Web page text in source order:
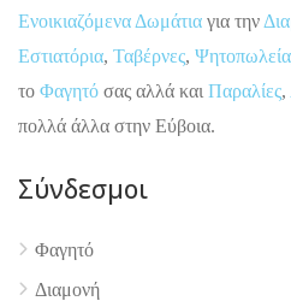
4.9
Ενοικιαζόμενα Δωμάτια για την
Εστιατόρια, Ταβέρνες, Ψητοπωλεία
το Φαγητό σας αλλά και Παραλίες,
πολλά άλλα στην Εύβοια.
Σύνδεσμοι
Φαγητό
Διαμονή